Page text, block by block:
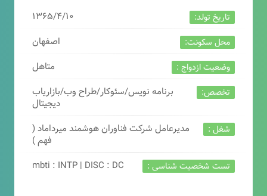
تاریخ تولد: ۱۳۶۵/۴/۱۰
محل سکونت: اصفهان
وضعیت ازدواج : متاهل
تخصص:
برنامه نویس/سئوکار/طراح وب/بازاریاب
دیجیتال
شغل :
مدیرعامل شرکت فناوران هوشمند میرداماد (
فهم )
تست شخصیت شناسی : mbti : INTP | DISC : DC